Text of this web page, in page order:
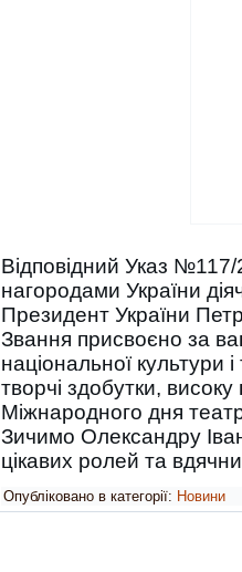
Відповідний Указ
нагородами України
Президент України
Звання присвоєно за
національної культури
творчі здобутки,
Міжнародного дня
Зичимо Олександру
цікавих ролей та
Опубліковано в категорії: Новини